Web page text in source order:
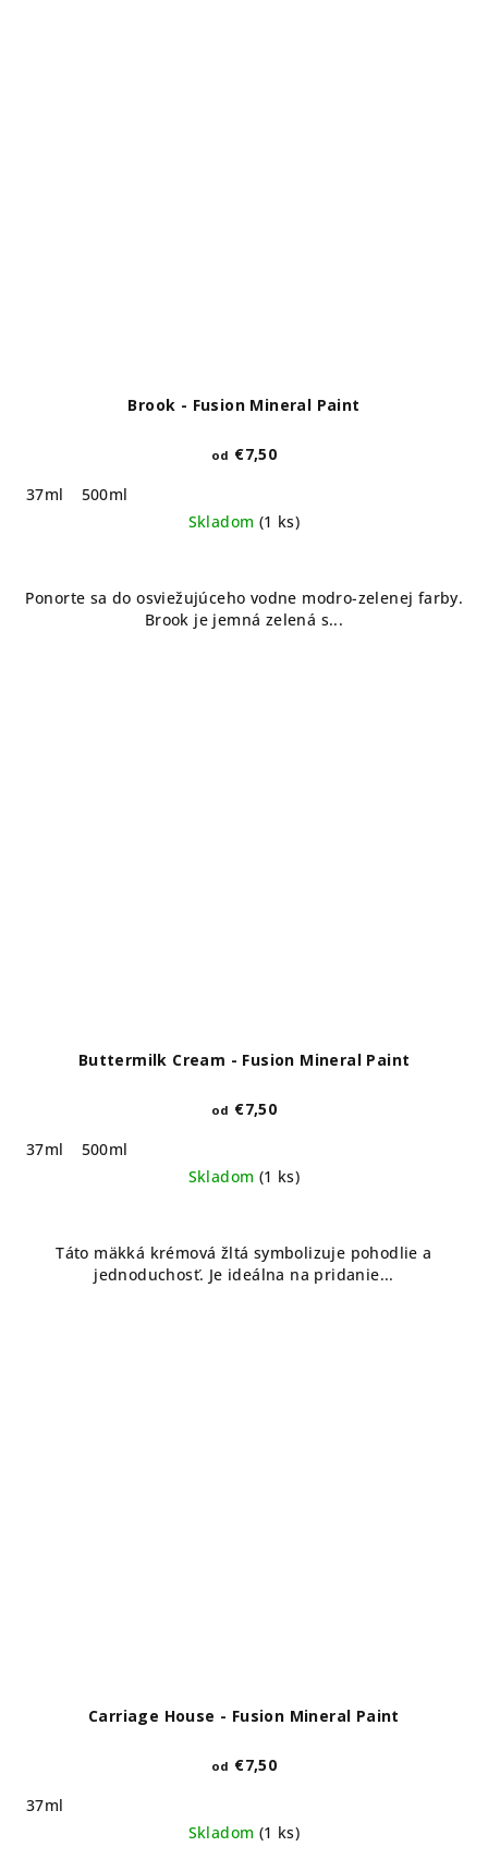
Brook - Fusion Mineral Paint
od €7,50
37ml
500ml
Skladom (1 ks)
Ponorte sa do osviežujúceho vodne modro-zelenej farby.
Brook je jemná zelená s...
Buttermilk Cream - Fusion Mineral Paint
od €7,50
37ml
500ml
Skladom (1 ks)
Táto mäkká krémová žltá symbolizuje pohodlie a
jednoduchosť. Je ideálna na pridanie...
Carriage House - Fusion Mineral Paint
od €7,50
37ml
Skladom (1 ks)